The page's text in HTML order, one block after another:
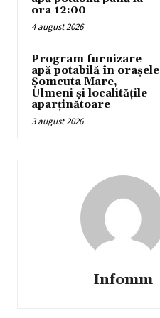
ora 12:00
4 august 2026
Program furnizare
apă potabilă în orașele
Șomcuta Mare,
Ulmeni și localitățile
aparținătoare
3 august 2026
Infomm